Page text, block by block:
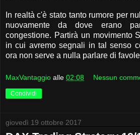
In realtà c'è stato tanto rumore per
nuovamente da dove erano
congestione. Partirà un movimento
in cui avremo segnali in tal senso
ora non serve a nulla parlare di
MaxVantaggio alle 02:08 Nessun
Condividi
giovedì 19 ottobre 2017